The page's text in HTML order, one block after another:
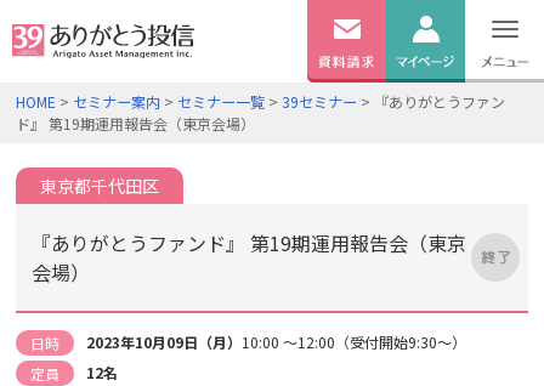
無料
資料
ログイン
HOME > セミナー案内 > セミナー一覧 >39セミナー > 『ありがとうファン
ド』 第19期運用報告会（東京会場）
東京都千代田区
『ありがとうファンド』 第19期運用報告会（東京
会場）
日時 2023年10月09日（月） 10:00 ～12:00（受付開始9:30～）
定員
12名